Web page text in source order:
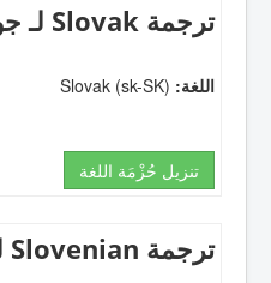
ترجمة Slovak لـ جوملا 1.5
اللغة:
تنزيل حُزْمَة اللغة
ترجمة Slovenian لـ جوملا 1.5